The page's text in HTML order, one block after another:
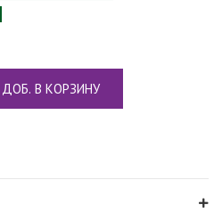
ДОБ. В КОРЗИНУ